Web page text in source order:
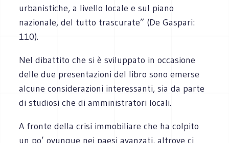
urbanistiche, a livello locale e sul piano
nazionale, del tutto trascurate” (De Gaspari:
110).
Nel dibattito che si è sviluppato in occasione
delle due presentazioni del libro sono emerse
alcune considerazioni interessanti, sia da parte
di studiosi che di amministratori locali.
A fronte della crisi immobiliare che ha colpito
un po’ ovunque nei paesi avanzati, altrove ci